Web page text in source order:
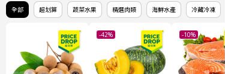
全部 超划算 蔬菜水果 精選肉類 海鮮水產 冷藏冷凍
-42% -10%